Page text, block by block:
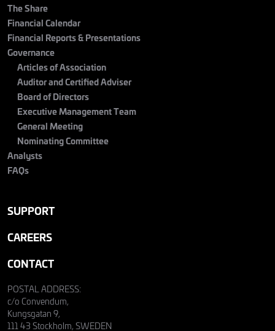
The Share
Financial Calendar
Financial Reports & Presentations
Governance
Articles of Association
Auditor and Certified Adviser
Board of Directors
Executive Management Team
General Meeting
Nominating Committee
Analysts
FAQs
SUPPORT
CAREERS
CONTACT
POSTAL ADDRESS:
c/o Convendum,
Kungsgatan 9,
111 43 Stockholm, SWEDEN